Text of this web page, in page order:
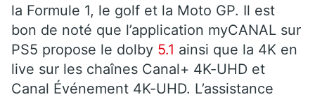
la Formule 1, le golf et la Moto GP. Il est
bon de noté que l’application myCANAL sur
PS5 propose le dolby 5.1 ainsi que la 4K en
live sur les chaînes Canal+ 4K-UHD et
Canal Événement 4K-UHD. L’assistance